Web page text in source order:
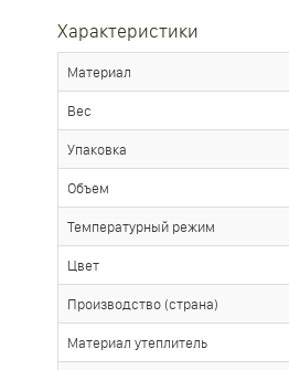
Характеристики
Материал
Вес
Упаковка
Объем
Температурный режим
Цвет
Производство (страна)
Материал утеплитель